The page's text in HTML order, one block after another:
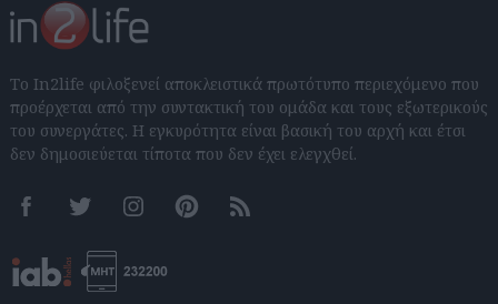
Το In2life φιλοξενεί αποκλειστικά πρωτότυπο περιεχόμενο που
προέρχεται από την συντακτική του ομάδα και τους εξωτερικούς
του συνεργάτες. Η εγκυρότητα είναι βασική του αρχή και έτσι
δεν δημοσιεύεται τίποτα που δεν έχει ελεγχθεί.
FacebookTwitter InstagramPinterestRSS feeds